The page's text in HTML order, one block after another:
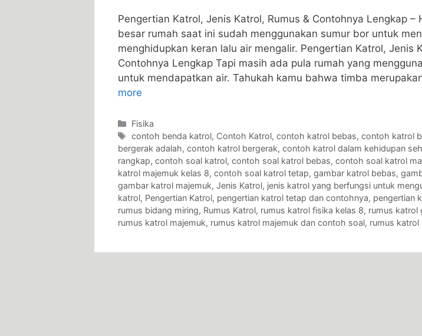
Pengertian Katrol, Jenis Katrol, Rumus & Contohnya Lengkap –
besar rumah saat ini sudah menggunakan sumur bor untuk
menghidupkan keran lalu air mengalir. Pengertian Katrol, Jenis
Contohnya Lengkap Tapi masih ada pula rumah yang
untuk mendapatkan air. Tahukah kamu bahwa timba
more
Categories
Fisika
Tags
contoh benda katrol, Contoh Katrol,contoh katrol bebas,contoh katrol
bergerak adalah, contoh katrol bergerak, contoh katrol dalam kehidupan
rangkap, contoh soal katrol, contoh soal katrol bebas, contoh soal katrol
katrol majemuk kelas 8, contoh soal katrol tetap, gambar katrol bebas,
gambar katrol majemuk, Jenis Katrol, jenis katrol yang berfungsi untuk
katrol, Pengertian Katrol, pengertian katrol tetap dan contohnya, pengertian
rumus bidang miring, Rumus Katrol, rumus katrol fisika kelas 8, rumus katrol
rumus katrol majemuk, rumus katrol majemuk dan contoh soal, rumus katrol